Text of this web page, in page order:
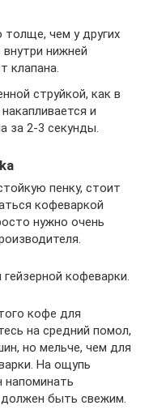
толще, чем у других
нижней
клапана.
струйкой, как в
и
за 2-3 секунды.
пенку, стоит
кофеваркой
нужно очень
кофеварки.
кофе для
на средний помол,
но мельче, чем для
На ощупь
быть свежим.